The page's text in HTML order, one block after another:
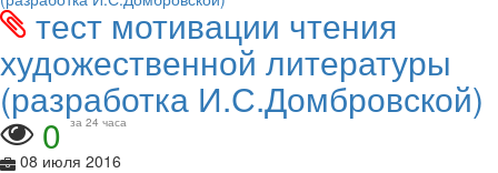
тест мотивации чтения
художественной литературы
(разработка И.С.Домбровской)
0 за 24 часа
08 июля 2016